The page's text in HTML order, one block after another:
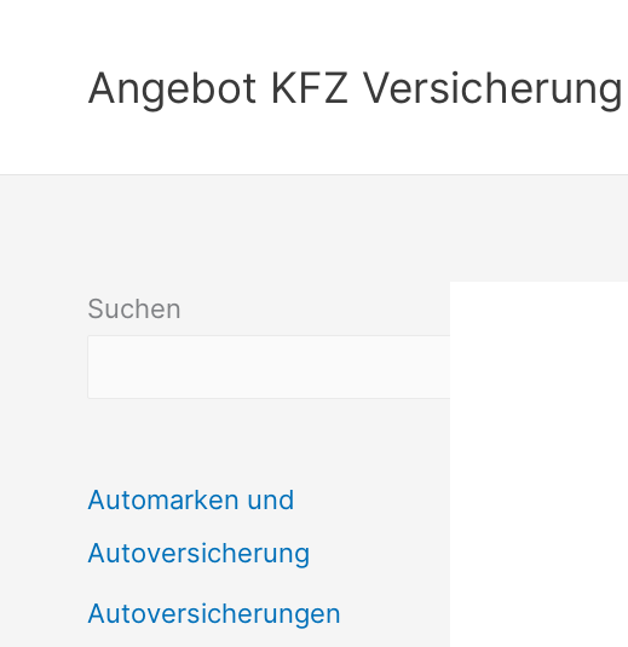
springenAngebot KFZ Versicherung
Suchen
Automarken und
Autoversicherung
Autoversicherungen